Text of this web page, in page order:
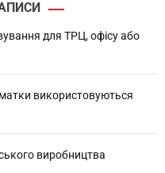
для ТРЦ, офісу або
матки використовуються
виробництва